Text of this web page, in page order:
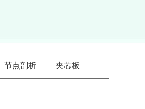
节点剖析 夹芯板